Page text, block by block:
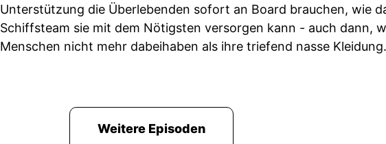
Unterstützung die Überlebenden sofort an Board brauchen, wie
Schiffsteam sie mit dem Nötigsten versorgen kann - auch dann,
Menschen nicht mehr dabeihaben als ihre triefend nasse Kleidung.
Weitere Episoden